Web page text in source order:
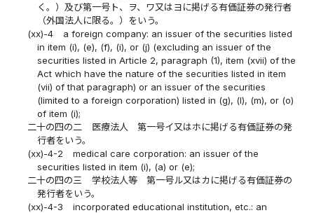
く。）及び第一号ト、ヲ、ワ又はヨに掲げる有価証券の発行者
（外国法人に限る。）をいう。
(xx)-4
a foreign company: an issuer of the securities listed
in item (i), (e), (f), (i), or (j) (excluding an issuer of the
securities listed in Article 2, paragraph (1), item (xvii) of the
Act which have the nature of the securities listed in item
(vii) of that paragraph) or an issuer of the securities
(limited to a foreign corporation) listed in (g), (l), (m), or (o)
of item (i);
二十の四の二
医療法人 第一号イ又はホに掲げる有価証券の発
行者をいう。
(xx)-4-2
medical care corporation: an issuer of the
securities listed in item (i), (a) or (e);
二十の四の三
学校法人等 第一号ル又はカに掲げる有価証券の
発行者をいう。
(xx)-4-3
incorporated educational institution, etc.: an